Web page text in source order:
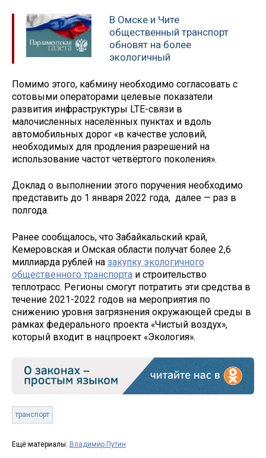
В Омске и Чите
общественный транспорт
обновят на более
экологичный
Помимо этого, кабмину необходимо согласовать с
сотовыми операторами целевые показатели
развития инфраструктуры LTE-связи в
малочисленных населённых пунктах и вдоль
автомобильных дорог «в качестве условий,
необходимых для продления разрешений на
использование частот четвёртого поколения».
Доклад о выполнении этого поручения необходимо
представить до 1 января 2022 года, далее — раз в
полгода.
Ранее сообщалось, что Забайкальский край,
Кемеровская и Омская области получат более 2,6
миллиарда рублей на закупку экологичного
общественного транспорта и строительство
теплотрасс. Регионы смогут потратить эти средства в
течение 2021-2022 годов на мероприятия по
снижению уровня загрязнения окружающей среды в
рамках федерального проекта «Чистый воздух»,
который входит в нацпроект «Экология».
транспорт
Ещё материалы: Владимир Путин